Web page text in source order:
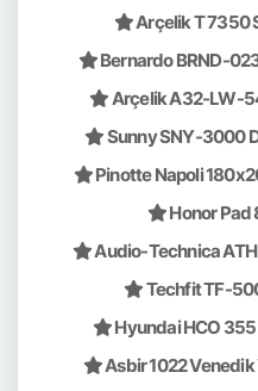
Arçelik T 7350
Bernardo BRND-
Arçelik A32-LW-
Sunny SNY-3000
Pinotte Napoli
Honor Pad
Audio-Technica
Techfit TF-
Hyundai HCO
Asbir 1022 Venedik